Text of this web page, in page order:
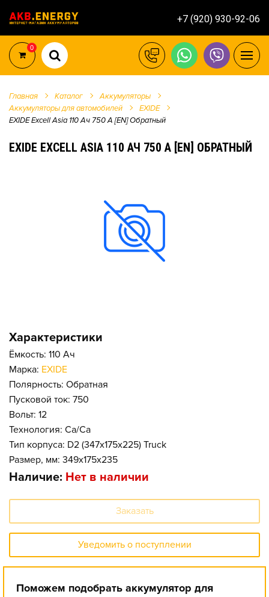
+7 (920) 930-92-06
0
Главная Каталог
Аккумуляторы
Аккумуляторы для автомобилей
EXIDE
EXIDE Excell Asia 110 Ач 750 А [EN] Обратный
EXIDE EXCELL ASIA 110 АЧ 750 А [EN] ОБРАТНЫЙ
Характеристики
Ёмкость: 110 Ач
Марка: EXIDE
Полярность: Обратная
Пусковой ток: 750
Вольт: 12
Технология: Ca/Ca
Тип корпуса: D2 (347x175x225) Truck
Размер, мм: 349x175x235
Наличие: Нет в наличии
Заказать
Уведомить о поступлении
Поможем подобрать аккумулятор для